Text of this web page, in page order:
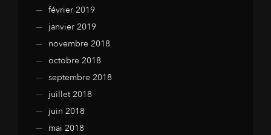
février 2019
janvier 2019
novembre 2018
octobre 2018
septembre 2018
juillet 2018
juin 2018
mai 2018